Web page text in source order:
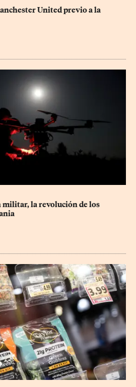
United previo a la
militar, la revolución de los